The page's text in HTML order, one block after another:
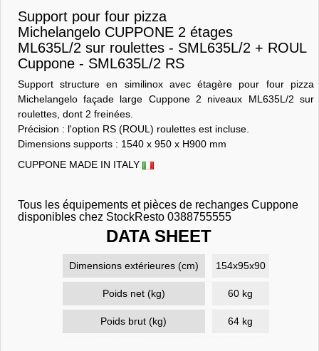
Support pour four pizza
Michelangelo CUPPONE 2 étages
ML635L/2 sur roulettes - SML635L/2 + ROUL
Cuppone - SML635L/2 RS
Support structure en similinox avec étagère pour four pizza
Michelangelo façade large Cuppone 2 niveaux ML635L/2 sur
roulettes, dont 2 freinées.
Précision : l'option RS (ROUL) roulettes est incluse.
Dimensions supports : 1540 x 950 x H900 mm
CUPPONE MADE IN ITALY
Tous les équipements et pièces de rechanges Cuppone
disponibles chez StockResto 0388755555
DATA SHEET
Dimensions extérieures (cm) 154x95x90
Poids net (kg) 60 kg
Poids brut (kg) 64 kg